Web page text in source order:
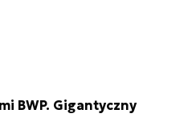
BWP. Gigantyczny